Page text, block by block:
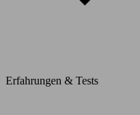
Erfahrungen & Tests